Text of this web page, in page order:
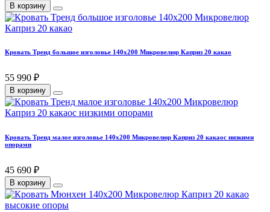
В корзину
Кровать Тренд большое изголовье 140х200 Микровелюр Каприз 20 какао
55 990 ₽
В корзину
Кровать Тренд малое изголовье 140х200 Микровелюр Каприз 20 какаос низкими
опорами
45 690 ₽
В корзину